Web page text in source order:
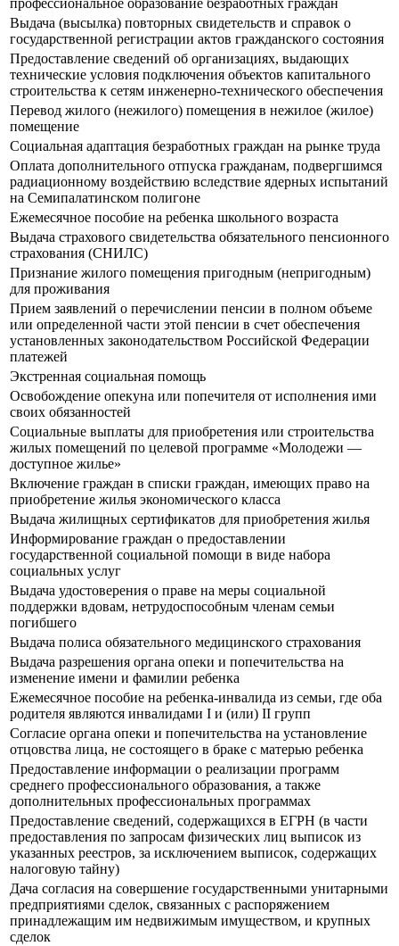
профессиональное образование безработных граждан
Выдача (высылка) повторных свидетельств и справок о
государственной регистрации актов гражданского состояния
Предоставление сведений об организациях, выдающих
технические условия подключения объектов капитального
строительства к сетям инженерно-технического обеспечения
Перевод жилого (нежилого) помещения в нежилое (жилое)
помещение
Социальная адаптация безработных граждан на рынке труда
Оплата дополнительного отпуска гражданам, подвергшимся
радиационному воздействию вследствие ядерных испытаний
на Семипалатинском полигоне
Ежемесячное пособие на ребенка школьного возраста
Выдача страхового свидетельства обязательного пенсионного
страхования (СНИЛС)
Признание жилого помещения пригодным (непригодным)
для проживания
Прием заявлений о перечислении пенсии в полном объеме
или определенной части этой пенсии в счет обеспечения
установленных законодательством Российской Федерации
платежей
Экстренная социальная помощь
Освобождение опекуна или попечителя от исполнения ими
своих обязанностей
Социальные выплаты для приобретения или строительства
жилых помещений по целевой программе «Молодежи —
доступное жилье»
Включение граждан в списки граждан, имеющих право на
приобретение жилья экономического класса
Выдача жилищных сертификатов для приобретения жилья
Информирование граждан о предоставлении
государственной социальной помощи в виде набора
социальных услуг
Выдача удостоверения о праве на меры социальной
поддержки вдовам, нетрудоспособным членам семьи
погибшего
Выдача полиса обязательного медицинского страхования
Выдача разрешения органа опеки и попечительства на
изменение имени и фамилии ребенка
Ежемесячное пособие на ребенка-инвалида из семьи, где оба
родителя являются инвалидами I и (или) II групп
Согласие органа опеки и попечительства на установление
отцовства лица, не состоящего в браке с матерью ребенка
Предоставление информации о реализации программ
среднего профессионального образования, а также
дополнительных профессиональных программах
Предоставление сведений, содержащихся в ЕГРН (в части
предоставления по запросам физических лиц выписок из
указанных реестров, за исключением выписок, содержащих
налоговую тайну)
Дача согласия на совершение государственными унитарными
предприятиями сделок, связанных с распоряжением
принадлежащим им недвижимым имуществом, и крупных
сделок